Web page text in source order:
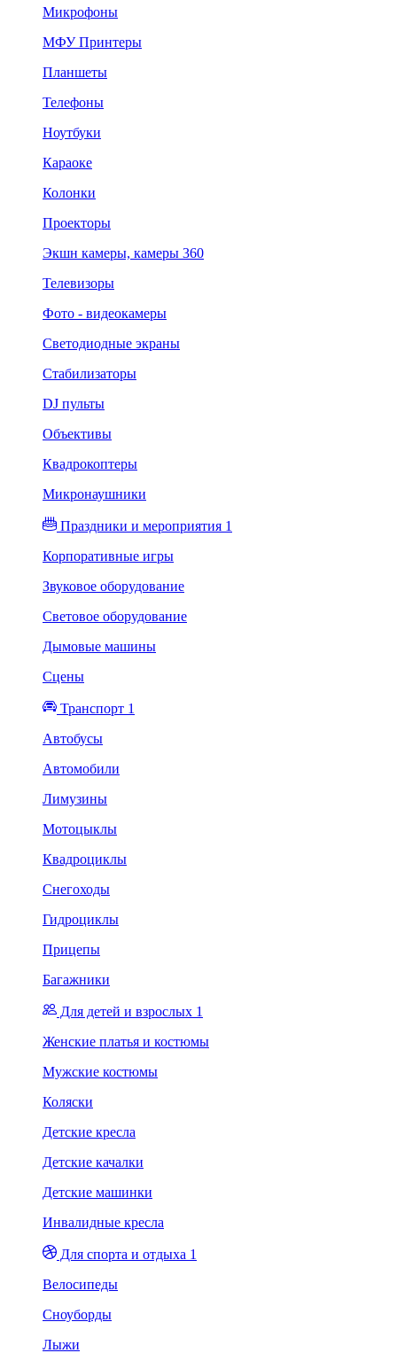
Микрофоны
МФУ Принтеры
Планшеты
Телефоны
Ноутбуки
Караоке
Колонки
Проекторы
Экшн камеры, камеры 360
Телевизоры
Фото - видеокамеры
Светодиодные экраны
Стабилизаторы
DJ пульты
Объективы
Квадрокоптеры
Микронаушники
Праздники и мероприятия 1
Корпоративные игры
Звуковое оборудование
Световое оборудование
Дымовые машины
Сцены
Транспорт 1
Автобусы
Автомобили
Лимузины
Мотоцыклы
Квадроциклы
Снегоходы
Гидроциклы
Прицепы
Багажники
Для детей и взрослых 1
Женские платья и костюмы
Мужские костюмы
Коляски
Детские кресла
Детские качалки
Детские машинки
Инвалидные кресла
Для спорта и отдыха 1
Велосипеды
Сноуборды
Лыжи